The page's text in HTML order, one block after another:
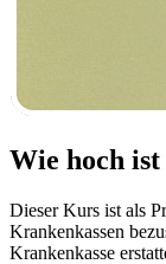
Wie hoch
Dieser Kurs ist als
Krankenkassen
Krankenkasse